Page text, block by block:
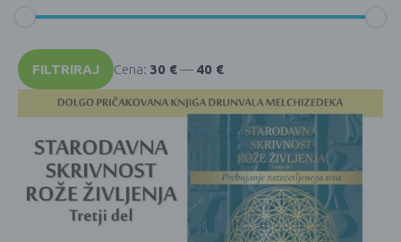
Min
cena
Max
cenaFILTRIRAJ Cena: 30 €— 40 €